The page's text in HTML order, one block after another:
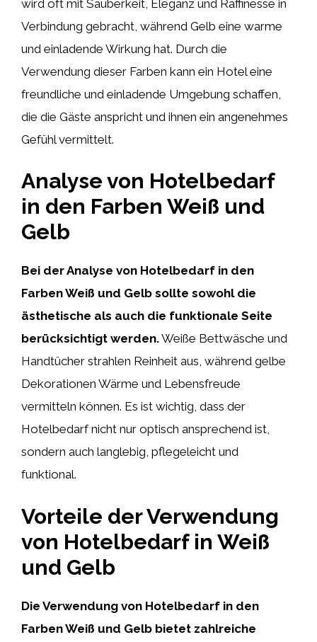
wird oft mit Sauberkeit, Eleganz und Raffinesse in
Verbindung gebracht, während Gelb eine warme
und einladende Wirkung hat. Durch die
Verwendung dieser Farben kann ein Hotel eine
freundliche und einladende Umgebung schaffen,
die die Gäste anspricht und ihnen ein angenehmes
Gefühl vermittelt.
Analyse von Hotelbedarf
in den Farben Weiß und
Gelb
Bei der Analyse von Hotelbedarf in den
Farben Weiß und Gelb sollte sowohl die
ästhetische als auch die funktionale Seite
berücksichtigt werden.Weiße Bettwäsche und
Handtücher strahlen Reinheit aus, während gelbe
Dekorationen Wärme und Lebensfreude
vermitteln können. Es ist wichtig, dass der
Hotelbedarf nicht nur optisch ansprechend ist,
sondern auch langlebig, pflegeleicht und
funktional.
Vorteile der Verwendung
von Hotelbedarf in Weiß
und Gelb
Die Verwendung von Hotelbedarf in den
Farben Weiß und Gelb bietet zahlreiche